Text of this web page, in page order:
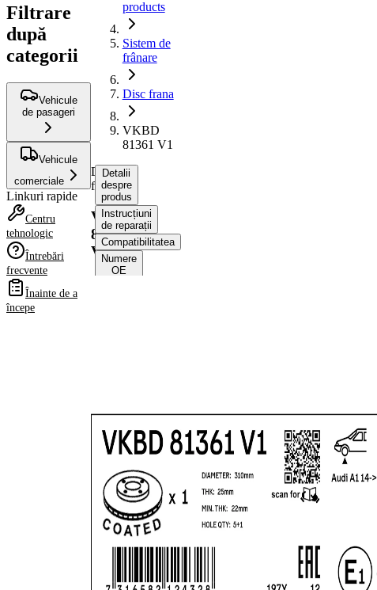
Filtrare
după
categorii
Vehicule
de pasageri
Vehicule
comerciale
Linkuri rapide
Centru
tehnologic
Întrebări
frecvente
Înainte de a
începe
products
Sistem de
frânare
Disc frana
VKBD
81361 V1
Disc
frana
VKBD
81361
V1
Detalii
despre
produs
Instrucțiuni
de reparații
Compatibilitatea
Numere
OE
25 mm
Grosime
minima
22 mm
Numar
pistoane
Diametru
exterior
310 mm
Numar
gauri
de centrare